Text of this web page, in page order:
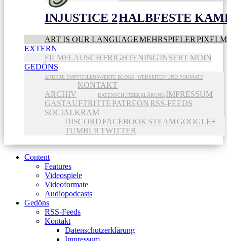
INJUSTICE 2HALBFESTE
ART IS OUR LANGUAGEMEHRSPIELER
EXTERN
FILMFLAUSCH FRIGHTENING INSERT MOIN
GEDÖNS
ANDERE EMPFEHLENSWERTE BLOGS, WEBSEITEN UND FORMATE
ARCHIV
KONTAKT
DATENSCHUTZERKLÄRUNG IMPRESSUM
GASTAUFTRITTE PATREON RSS-FEEDS
SOCIALKRAM
DISCORD FACEBOOK STEAMGOOGLE+
TUMBLR TWITTER
Content
Features
Videospiele
Videoformate
Audiopodcasts
Gedöns
RSS-Feeds
Kontakt
Datenschutzerklärung